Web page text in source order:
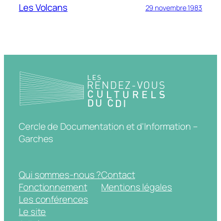
Les Volcans 29 novembre 1983
Cercle de Documentation et d'Information –
Garches
Qui sommes-nous ?
Fonctionnement
Les conférences
Le site
Contact
Mentions légales